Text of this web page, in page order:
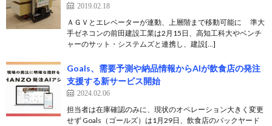
2019.02.18
ＡＧＶとエレベーターが連動、上層階まで移動可能に 準大
手ゼネコンの前田建設工業は2月15日、高知工科大やベンチ
ャーのサット・システムズと連携し、建設[…]
Goals、需要予測や納品情報からAIが飲食店の発注
支援する新サービス開始
2024.02.06
担当者は在庫確認のみに、現状のオペレーション大きく変更
せず Goals（ゴールズ）は1月29日、飲食店のバックヤード